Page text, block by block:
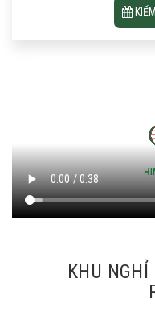
KHU